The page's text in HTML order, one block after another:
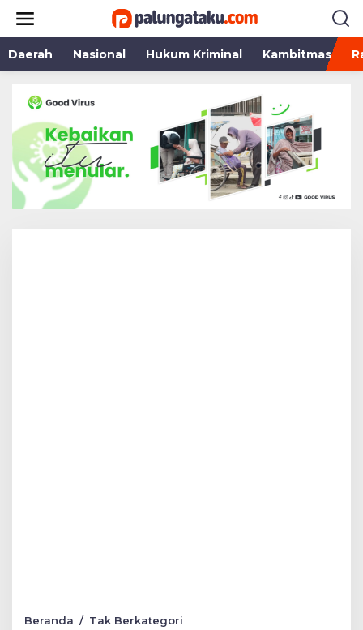
konten
Daerah
Nasional Hukum Kriminal Kambitmas
Beranda / Tak Berkategori